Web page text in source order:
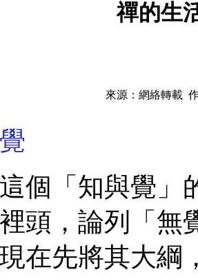
禪的生
來源：網絡轉載
「知與覺」
頭，論列「無
在先將其大綱